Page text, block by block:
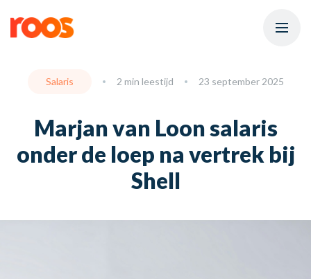
Salaris 2 min leestijd 23 september 2025
Marjan van Loon salaris
onder de loep na vertrek bij
Shell